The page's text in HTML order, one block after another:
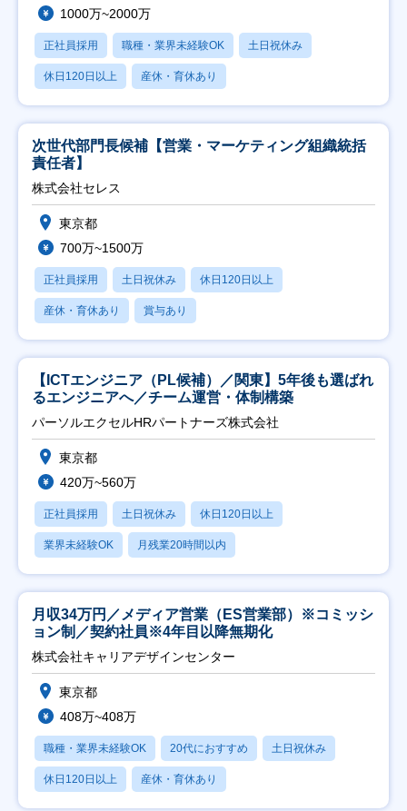
1000万~2000万
正社員採用 職種・業界未経験OK 土日祝休み
休日120日以上 産休・育休あり
次世代部門長候補【営業・マーケティング組織統括
責任者】
株式会社セレス
東京都
700万~1500万
正社員採用 土日祝休み 休日120日以上
産休・育休あり 賞与あり
【ICTエンジニア（PL候補）／関東】5年後も選ばれ
るエンジニアへ／チーム運営・体制構築
パーソルエクセルHRパートナーズ株式会社
東京都
420万~560万
正社員採用 土日祝休み 休日120日以上
業界未経験OK 月残業20時間以内
月収34万円／メディア営業（ES営業部）※コミッシ
ョン制／契約社員※4年目以降無期化
株式会社キャリアデザインセンター
東京都
408万~408万
職種・業界未経験OK 20代におすすめ 土日祝休み
休日120日以上 産休・育休あり